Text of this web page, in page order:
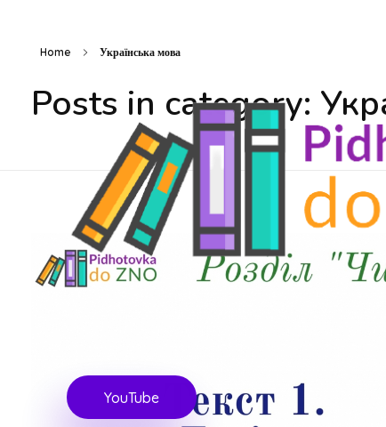
Підготовка до ЗНО
YouTube
Home Українська мова
Posts in category: